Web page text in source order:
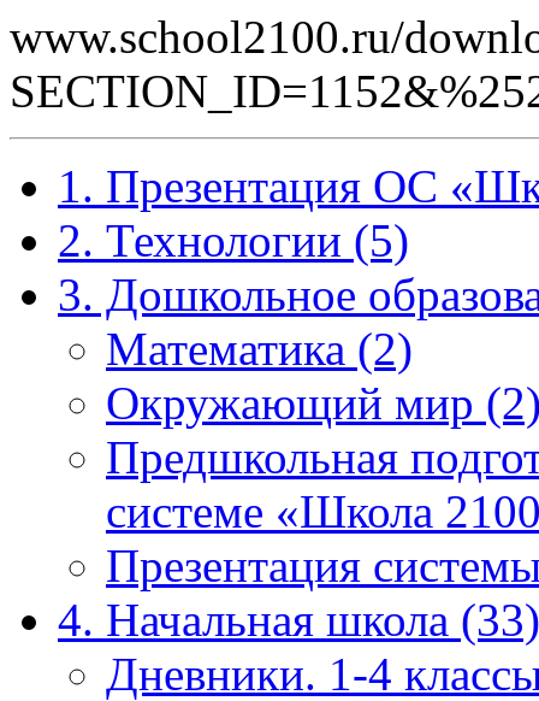
www.school2100.ru/
1. Презентация ОС
2. Технологии (5)
3. Дошкольное
Математика (2)
Окружающий мир
Предшкольная
системе «Школа
Презентация
4. Начальная школа (33)
Дневники. 1-4